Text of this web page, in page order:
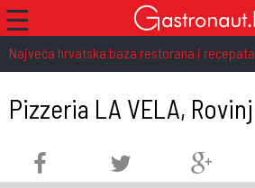
☰
Najveća hrvatska baza restorana i recepata
Pizzeria LA VELA, Rovinj